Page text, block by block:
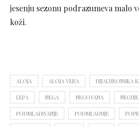
jesenju sezonu podrazumeva malo
koži.
ALOJA ALOJA VERA HIJALURONSKA
LEPA NEGA NEGOVANA NEGUJE
PODMLAĐIVANJE PODMLAĐUJE